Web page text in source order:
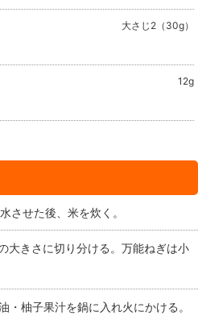
大さじ2（30g）
12g
させた後、米を炊く。
大きさに切り分ける。万能ねぎは小
・柚子果汁を鍋に入れ火にかける。